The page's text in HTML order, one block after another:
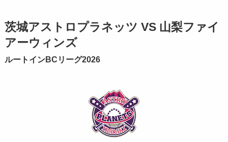
茨城アストロプラネッツ VS 山梨ファイ
アーウィンズ
ルートインBCリーグ2026